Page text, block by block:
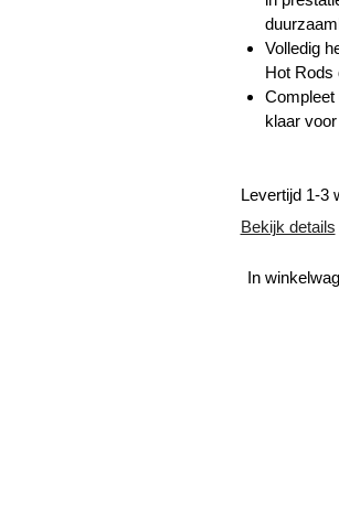
Volledig
Hot Rods
Compleet
klaar
Levertijd 1-3
Bekijk details
In